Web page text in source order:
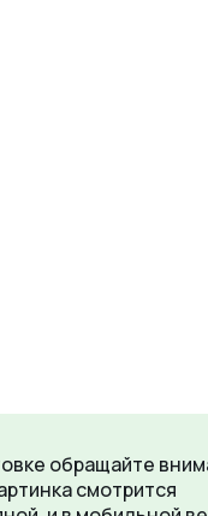
обращайте
смотрится